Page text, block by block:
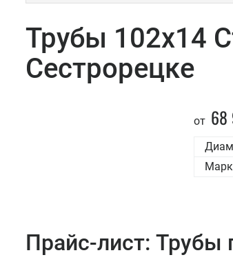
Трубы 102x14
Сестрорецке
от 68
Прайс-лист: